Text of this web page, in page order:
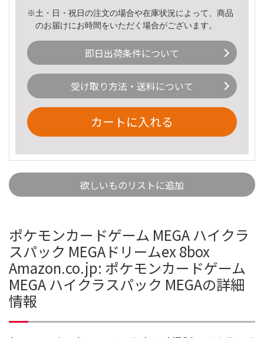
※土・日・祝日の注文の場合や在庫状況によって、商品
のお届けにお時間をいただく場合がございます。
即日出荷条件について
受け取り方法・送料について
カートに入れる
欲しいものリストに追加
ポケモンカードゲーム MEGA ハイクラ
スパック MEGAドリームex 8box
Amazon.co.jp: ポケモンカードゲーム
MEGA ハイクラスパック MEGAの詳細
情報